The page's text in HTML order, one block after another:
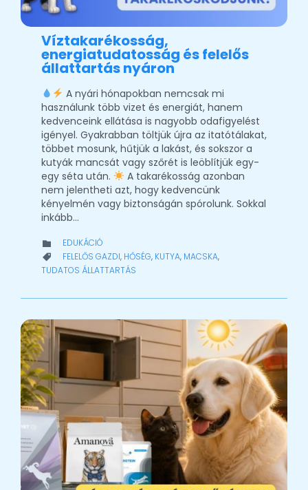
Víztakarékosság,
energiatudatosság és felelős
állattartás nyáron
A nyári hónapokban nemcsak mi
használunk több vizet és energiát, hanem
kedvenceink ellátása is nagyobb odafigyelést
igényel. Gyakrabban töltjük újra az itatótálakat,
többet mosunk, hűtjük a lakást, és sokszor a
kutyák mancsát vagy szőrét is leöblítjük egy-
egy séta után.
A takarékosság azonban
nem jelentheti azt, hogy kedvencünk
kényelmén vagy biztonságán spórolunk. Sokkal
inkább…
 CATEGORY
EDUKÁCIÓ
 CATEGORY
FELELŐS GAZDI, HŐSÉG, KUTYA, MACSKA,
TUDATOS ÁLLATTARTÁS